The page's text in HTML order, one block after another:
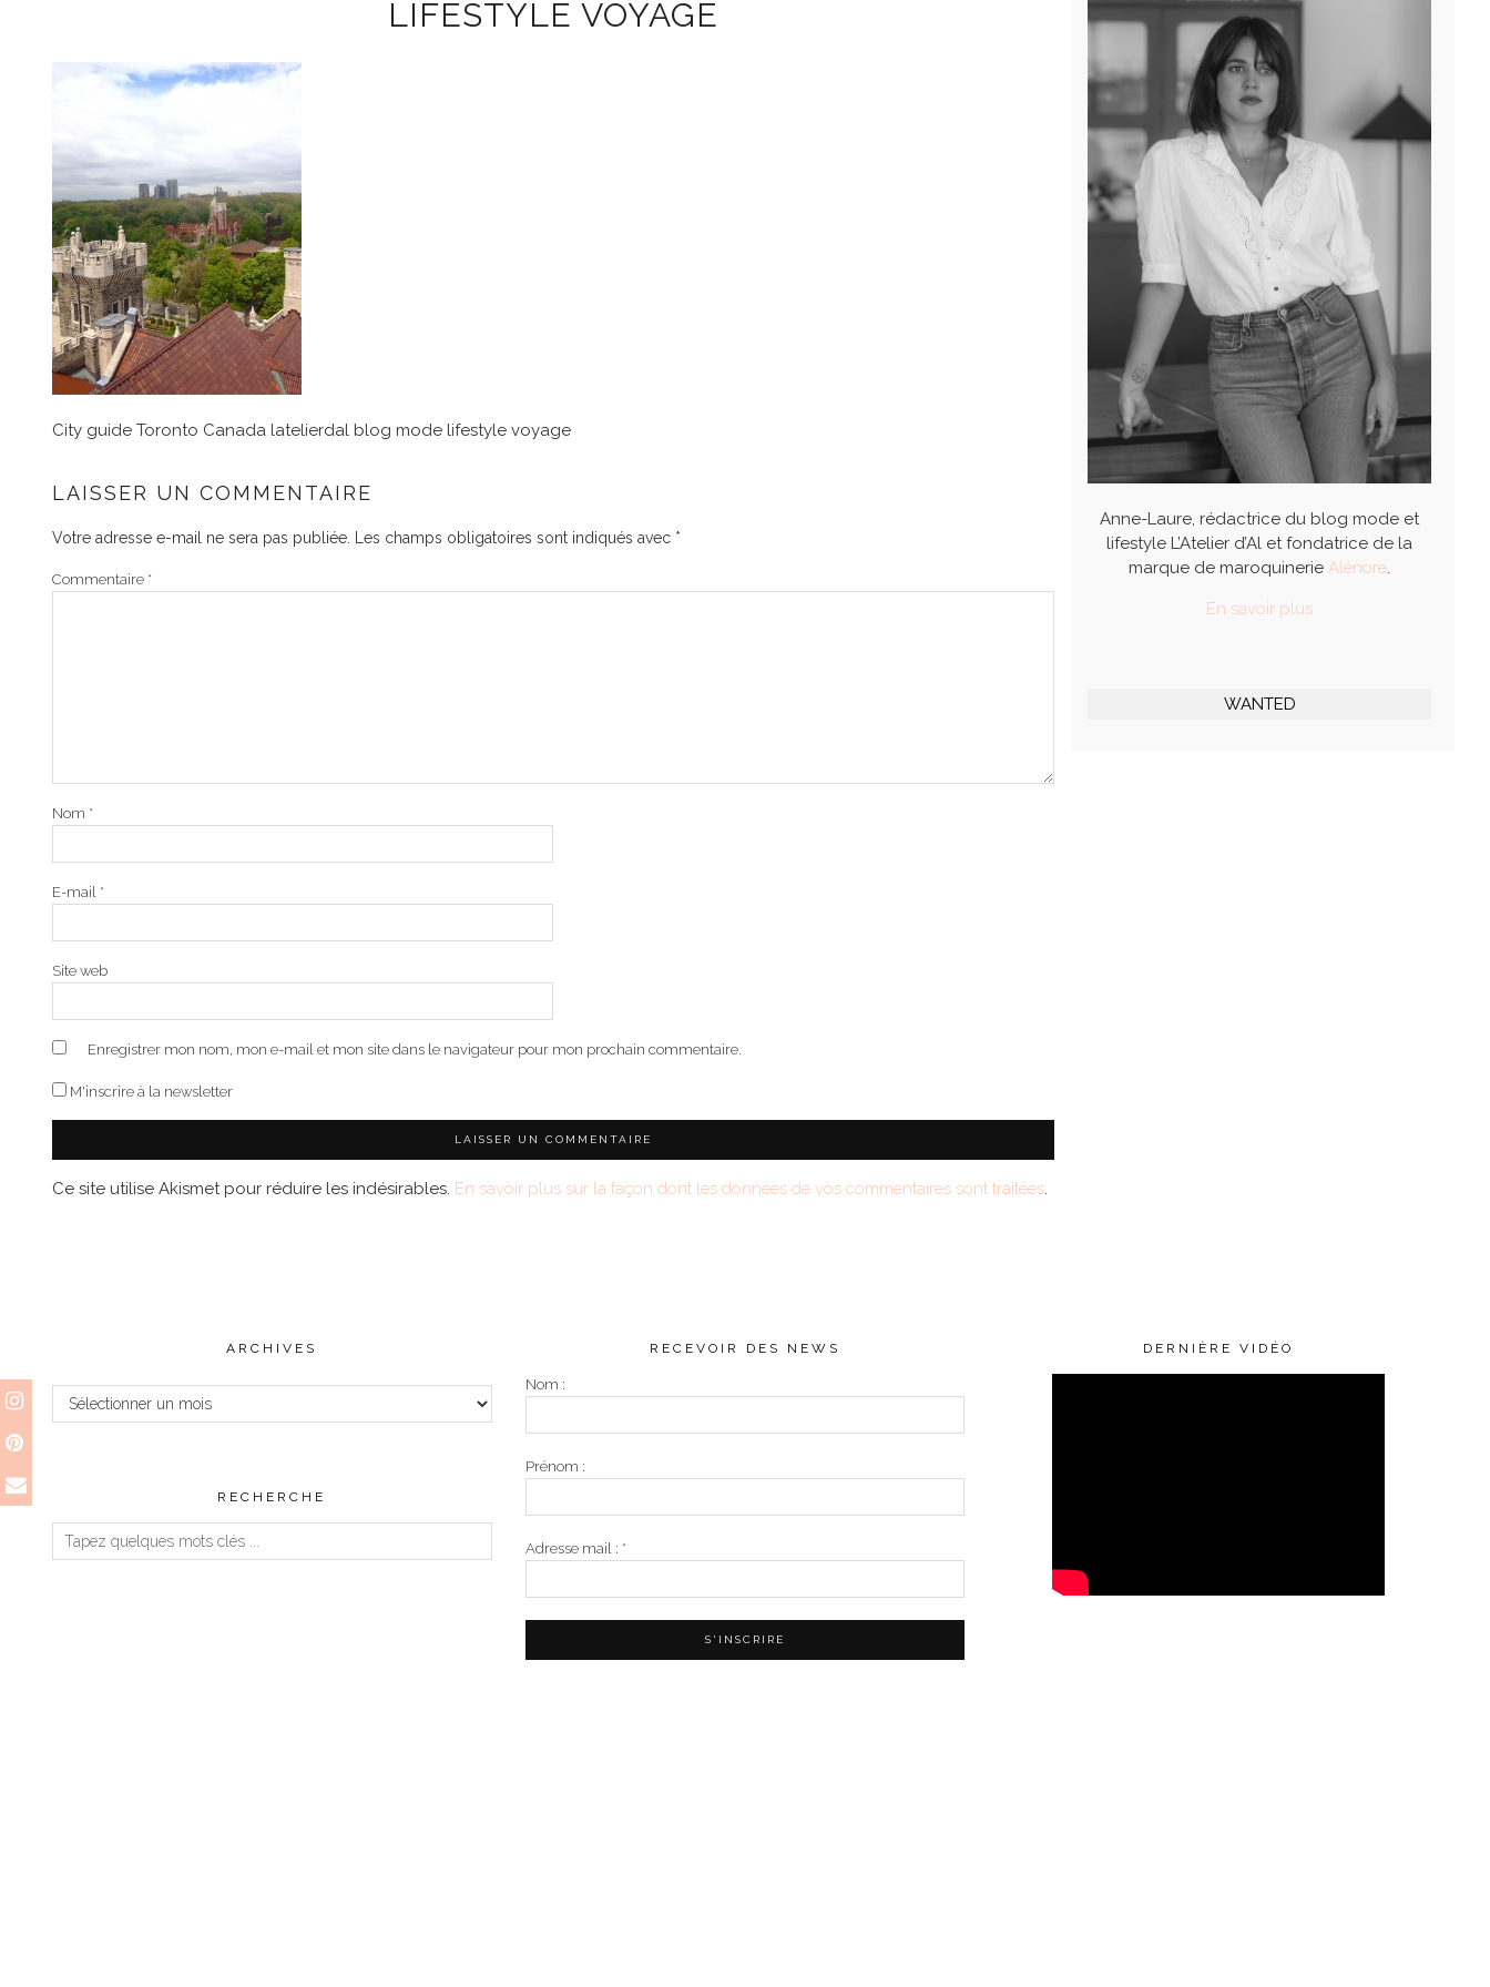
LIFESTYLE VOYAGE
City guide Toronto Canada latelierdal blog mode lifestyle voyage
LAISSER UN COMMENTAIRE
Votre adresse e-mail ne sera pas publiée. Les champs obligatoires sont indiqués avec *
Commentaire *
Nom *
E-mail *
Site web
Enregistrer mon nom, mon e-mail et mon site dans le navigateur pour mon prochain commentaire.
M'inscrire à la newsletter
Ce site utilise Akismet pour réduire les indésirables. En savoir plus sur la façon dont les données de vos commentaires sont traitées.
Anne-Laure, rédactrice du blog mode et
lifestyle L’Atelier d’Al et fondatrice de la
marque de maroquinerieAlénore.
En savoir plus
WANTED
ARCHIVES
Archives
RECHERCHE
RECEVOIR DES NEWS
Nom :
Prénom :
Adresse mail : *
DERNIÈRE VIDÉO